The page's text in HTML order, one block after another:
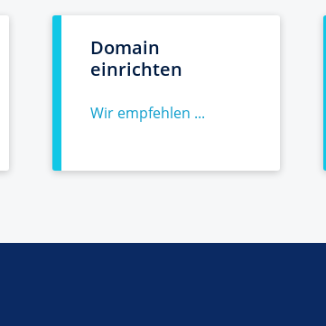
Domain
einrichten
Wir empfehlen ...